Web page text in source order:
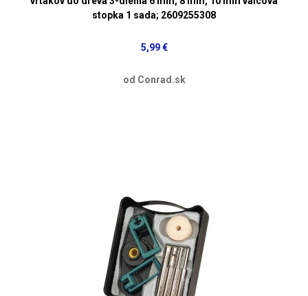
stopka 1 sada; 2609255308
5,99 €
od Conrad.sk